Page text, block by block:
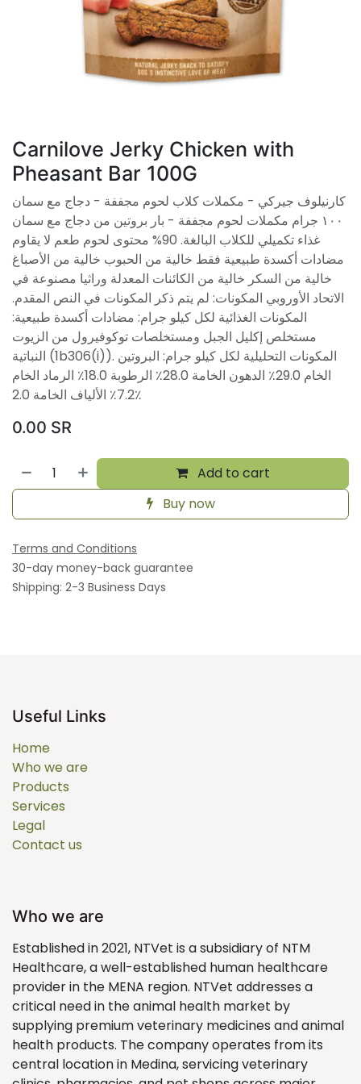
Carnilove Jerky Chicken with
Pheasant Bar 100G
كارنيلوف جيركي - مكملات كلاب لحوم مجففة - دجاج مع سمان
١٠٠ جرام مكملات لحوم مجففة - بار بروتين من دجاج مع سمان
غذاء تكميلي للكلاب البالغة. 90% محتوى لحوم طعم لا يقاوم
مضادات أكسدة طبيعية فقط خالية من الحبوب خالية من الأصباغ
خالية من السكر خالية من الكائنات المعدلة وراثيا مصنوعة في
الاتحاد الأوروبي المكونات: لم يتم ذكر المكونات في النص المقدم.
المكونات الغذائية لكل كيلو جرام: مضادات أكسدة طبيعية:
مستخلص إكليل الجبل ومستخلصات توكوفيرول من الزيوت
النباتية (1b306(i)). المكونات التحليلية لكل كيلو جرام: البروتين
الخام 29.0٪ الدهون الخامة 28.0٪ الرطوبة 18.0٪ الرماد الخام
7.2٪ الألياف الخامة 2.0٪
0.00 SR
Add to cart
Buy now
Terms and Conditions
30-day money-back guarantee
Shipping: 2-3 Business Days
Useful Links
Home
Who we are
Products
Services
Legal
Contact us
Who we are
Established in 2021, NTVet is a subsidiary of NTM
Healthcare, a well-established human healthcare
provider in the MENA region. NTVet addresses a
critical need in the animal health market by
supplying premium veterinary medicines and animal
health products. The company operates from its
central location in Medina, servicing veterinary